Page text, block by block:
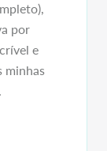
por
e
minhas